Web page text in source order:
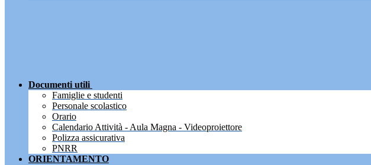
Documenti utili
Famiglie e studenti
Personale scolastico
Orario
Calendario Attività - Aula Magna - Videoproiettore
Polizza assicurativa
PNRR
ORIENTAMENTO